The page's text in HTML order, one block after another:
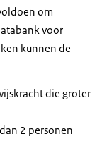
om
voor
kunnen de
die groter
2 personen